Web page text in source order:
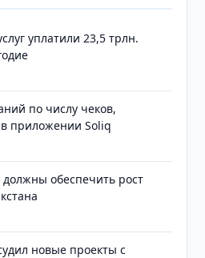
уплатили 23,5 трлн.
по числу чеков,
приложении Soliq
обеспечить рост
новые проекты с